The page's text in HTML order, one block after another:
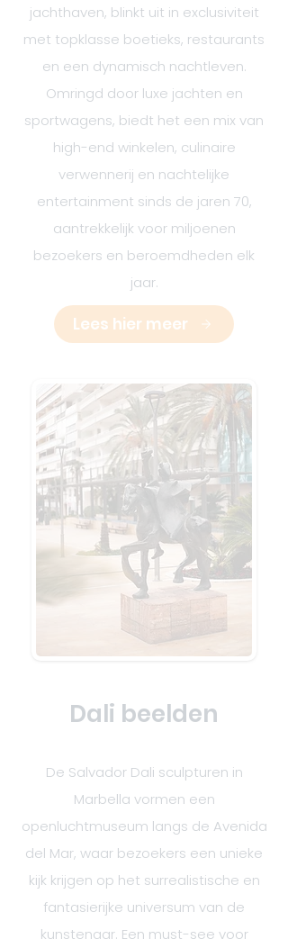
jachthaven, blinkt uit in exclusiviteit
met topklasse boetieks, restaurants
en een dynamisch nachtleven.
Omringd door luxe jachten en
sportwagens, biedt het een mix van
high-end winkelen, culinaire
verwennerij en nachtelijke
entertainment sinds de jaren 70,
aantrekkelijk voor miljoenen
bezoekers en beroemdheden elk
jaar.
Lees hier meer
Dali beelden
De Salvador Dali sculpturen in
Marbella vormen een
openluchtmuseum langs de Avenida
del Mar, waar bezoekers een unieke
kijk krijgen op het surrealistische en
fantasierijke universum van de
kunstenaar. Een must-see voor